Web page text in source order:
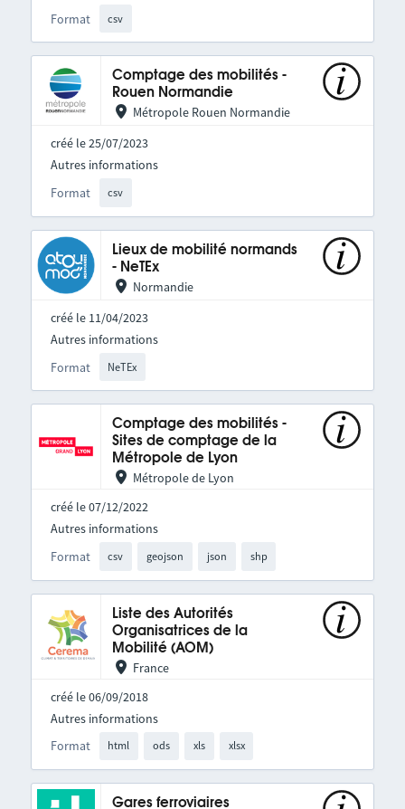
Format csv
Comptage des mobilités -
Rouen Normandie
Métropole Rouen Normandie
créé le 25/07/2023
Format csv
Autres informations
Lieux de mobilité normands
- NeTEx
Normandie
créé le 11/04/2023
Format NeTEx
Autres informations
Comptage des mobilités -
Sites de comptage de la
Métropole de Lyon
Métropole de Lyon
créé le 07/12/2022
Format csv geojson json shp
Autres informations
Liste des Autorités
Organisatrices de la
Mobilité (AOM)
France
créé le 06/09/2018
Format html ods xls xlsx
Autres informations
Gares ferroviaires